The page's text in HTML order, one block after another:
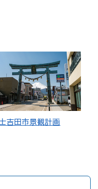
吉田市景観計画